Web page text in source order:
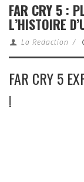
FAR CRY 5 :
L’HISTOIRE
La Redaction /
FAR CRY 5
!